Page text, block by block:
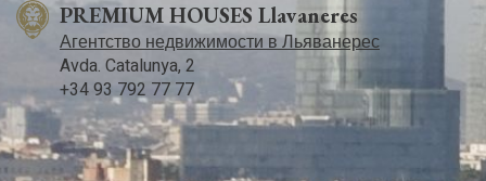
PREMIUM HOUSES Llavaneres
Агентство недвижимости в Льяванерес
Avda. Catalunya, 2
+34 93 792 77 77